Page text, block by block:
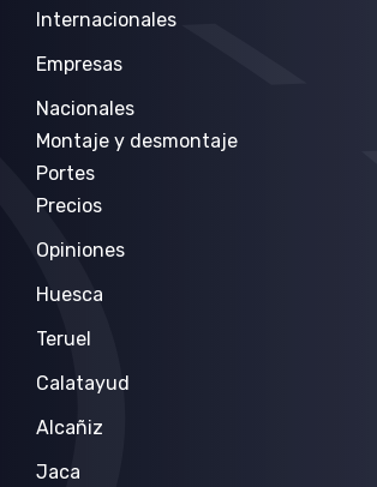
Internacionales
Empresas
Nacionales
Montaje y desmontaje
Portes
Precios
Opiniones
Huesca
Teruel
Calatayud
Alcañiz
Jaca